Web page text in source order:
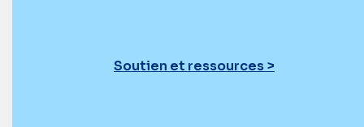
Soutien et ressources